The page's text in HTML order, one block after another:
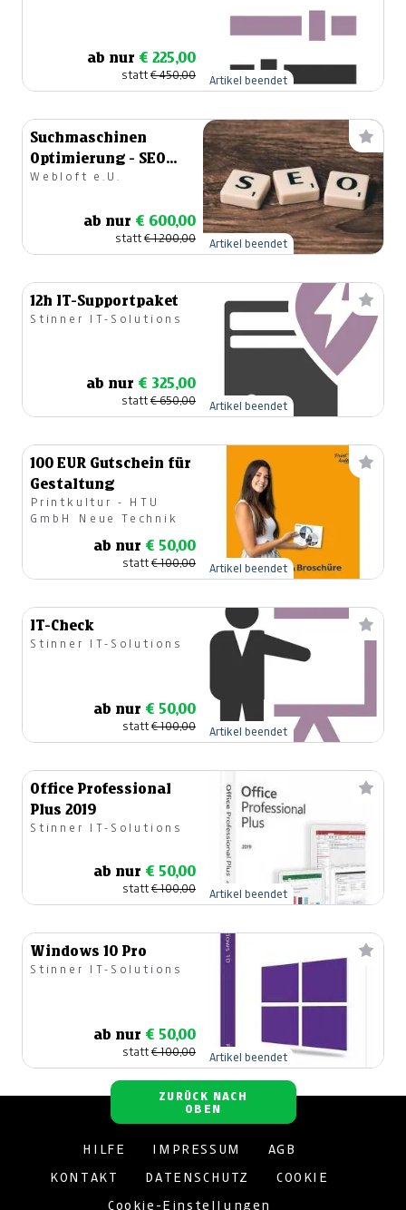
ab nur € 225,00
statt€ 450,00 Artikel beendet
Suchmaschinen
Optimierung - SEO
Starter Paket
Webloft e.U.
ab nur € 600,00
statt€ 1.200,00 Artikel beendet
12h IT-Supportpaket
Stinner IT-Solutions
ab nur € 325,00
statt€ 650,00 Artikel beendet
100 EUR Gutschein für
Gestaltung
Printkultur - HTU
GmbH Neue Technik
ab nur € 50,00
statt€ 100,00 Artikel beendet
IT-Check
Stinner IT-Solutions
ab nur € 50,00
statt€ 100,00 Artikel beendet
Office Professional
Plus 2019
Stinner IT-Solutions
ab nur € 50,00
statt€ 100,00 Artikel beendet
Windows 10 Pro
Stinner IT-Solutions
ab nur € 50,00
statt€ 100,00 Artikel beendet
ZURÜCK NACH
OBEN
HILFE IMPRESSUM AGB
KONTAKT DATENSCHUTZ COOKIE
Cookie-Einstellungen